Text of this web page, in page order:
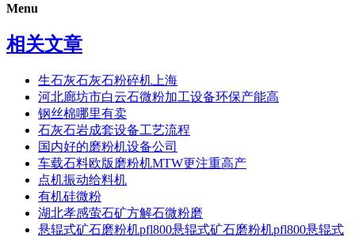
Menu
相关文章
生石灰石灰石粉碎机上海
河北廊坊市白云石微粉加工设备环保产能高
钢丝棉哪里有卖
石灰石岩成套设备工艺流程
国内好的磨粉机设备公司
车载石料欧版磨粉机MTW更注重高产
点机振动给料机
有机硅微粉
湖北孝感萤石矿方解石微粉磨
悬辊式矿石磨粉机pfl800悬辊式矿石磨粉机pfl800悬辊式